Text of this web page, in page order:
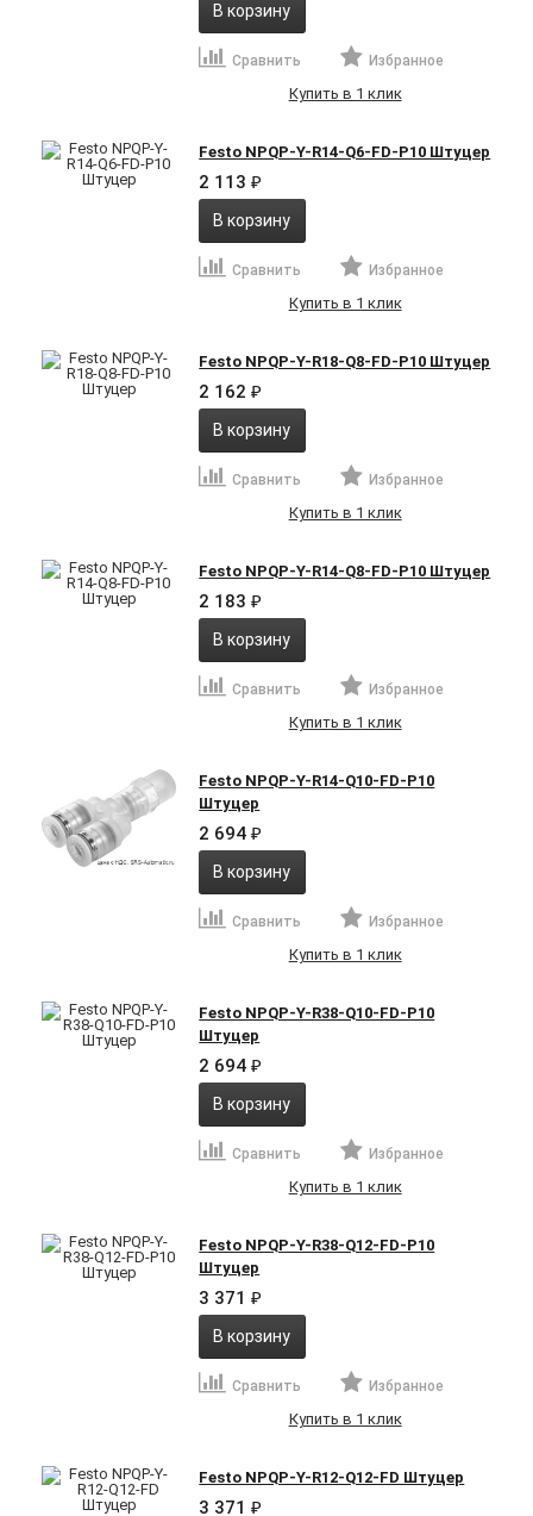
В корзину
Сравнить Избранное
Купить в 1 клик
Festo NPQP-Y-R14-Q6-FD-P10 Штуцер
2 113₽
В корзину
Сравнить Избранное
Купить в 1 клик
Festo NPQP-Y-R18-Q8-FD-P10 Штуцер
2 162₽
В корзину
Сравнить Избранное
Купить в 1 клик
Festo NPQP-Y-R14-Q8-FD-P10 Штуцер
2 183₽
В корзину
Сравнить Избранное
Купить в 1 клик
Festo NPQP-Y-R14-Q10-FD-P10
Штуцер
2 694₽
В корзину
Сравнить Избранное
Купить в 1 клик
Festo NPQP-Y-R38-Q10-FD-P10
Штуцер
2 694₽
В корзину
Сравнить Избранное
Купить в 1 клик
Festo NPQP-Y-R38-Q12-FD-P10
Штуцер
3 371₽
В корзину
Сравнить Избранное
Купить в 1 клик
Festo NPQP-Y-R12-Q12-FD Штуцер
3 371₽